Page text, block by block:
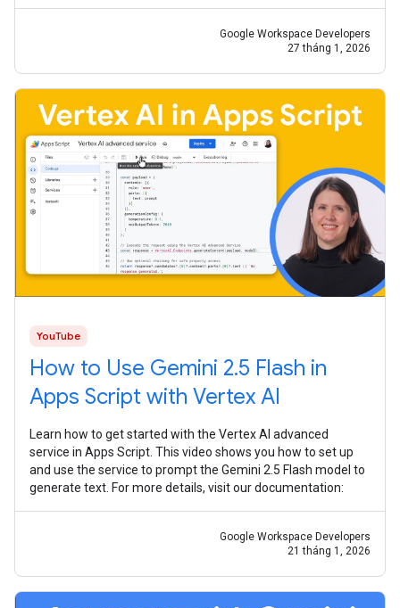
Google Workspace Developers
27 tháng 1, 2026
YouTube
How to Use Gemini 2.5 Flash in
Apps Script with Vertex AI
Learn how to get started with the Vertex AI advanced
service in Apps Script. This video shows you how to set up
and use the service to prompt the Gemini 2.5 Flash model to
generate text. For more details, visit our documentation:
Google Workspace Developers
21 tháng 1, 2026